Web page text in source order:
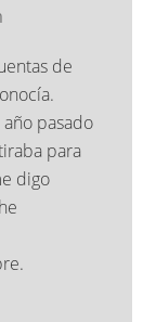
de
pasado
para
digo